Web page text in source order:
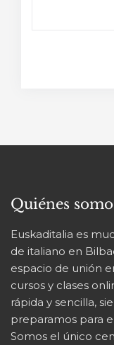
Quiénes
Euskaditalia es
de italiano en
espacio de unión
cursos y clases
rápida y sencilla,
preparamos para
Somos el único